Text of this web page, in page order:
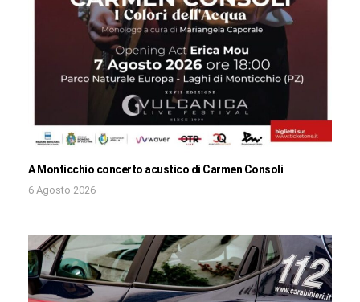
A Monticchio concerto acustico di Carmen Consoli
6 Agosto 2026